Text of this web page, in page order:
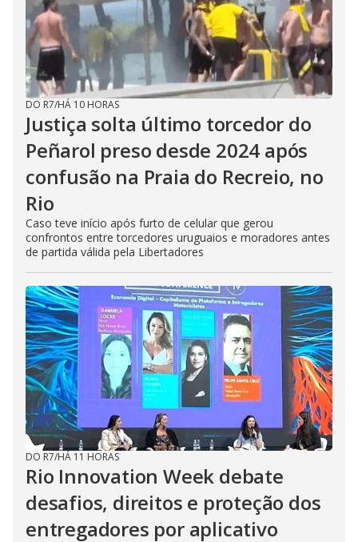
DO R7/HÁ 10 HORAS
Justiça solta último torcedor do
Peñarol preso desde 2024 após
confusão na Praia do Recreio, no
Rio
Caso teve início após furto de celular que gerou
confrontos entre torcedores uruguaios e moradores antes
de partida válida pela Libertadores
DO R7/HÁ 11 HORAS
Rio Innovation Week debate
desafios, direitos e proteção dos
entregadores por aplicativo